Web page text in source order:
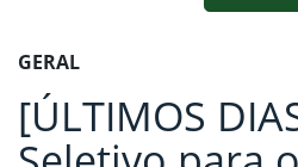
Fim da navegação
Início do conteúdo
GERAL
[ÚLTIMOS